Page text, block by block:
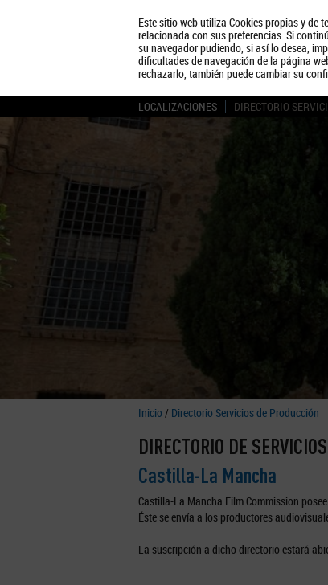
Este sitio web utiliza Cookies propias y de
relacionada con sus preferencias. Si
su navegador pudiendo, si así lo desea,
dificultades de navegación de la página
rechazarlo, también puede cambiar su
LOCALIZACIONES DIRECTORIO
Inicio / Directorio Servicios de Producción
DIRECTORIO DE
Castilla-La Mancha
Castilla-La Mancha Film Commission
Éste se envía a los productores
La suscripción a dicho directorio estará